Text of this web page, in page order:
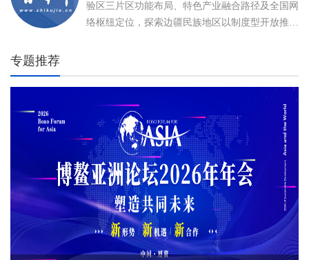
验区三片区功能布局、特色产业融合路径及全国网
络枢纽定位，探索边疆民族地区以制度型开放推动
专题推荐